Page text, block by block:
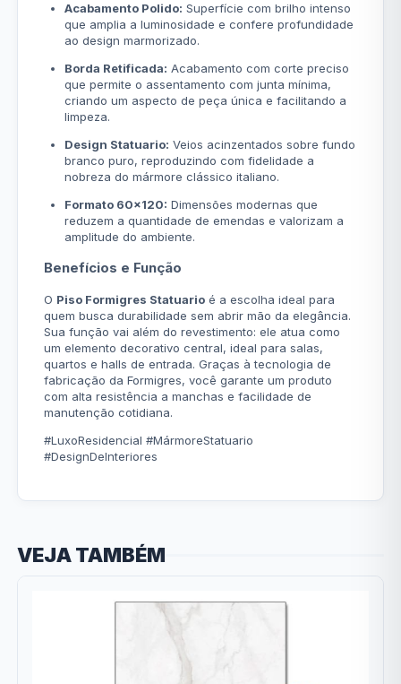
Acabamento Polido: Superfície com brilho intenso
que amplia a luminosidade e confere profundidade
ao design marmorizado.
Borda Retificada: Acabamento com corte preciso
que permite o assentamento com junta mínima,
criando um aspecto de peça única e facilitando a
limpeza.
Design Statuario: Veios acinzentados sobre fundo
branco puro, reproduzindo com fidelidade a
nobreza do mármore clássico italiano.
Formato 60x120: Dimensões modernas que
reduzem a quantidade de emendas e valorizam a
amplitude do ambiente.
Benefícios e Função
O Piso Formigres Statuario é a escolha ideal para
quem busca durabilidade sem abrir mão da elegância.
Sua função vai além do revestimento: ele atua como
um elemento decorativo central, ideal para salas,
quartos e halls de entrada. Graças à tecnologia de
fabricação da Formigres, você garante um produto
com alta resistência a manchas e facilidade de
manutenção cotidiana.
#LuxoResidencial #MármoreStatuario
#DesignDeInteriores
VEJA TAMBÉM